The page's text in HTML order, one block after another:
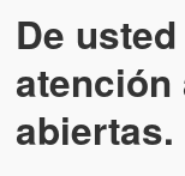
De
atención
abiertas.